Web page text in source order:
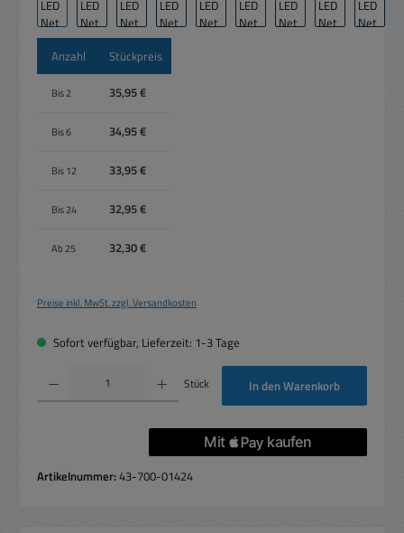
Anzahl Stückpreis
Bis2 35,95 €
Bis6 34,95 €
Bis12 33,95 €
Bis24 32,95 €
Ab 25 32,30 €
Preise inkl. MwSt. zzgl. Versandkosten
Sofort verfügbar, Lieferzeit: 1-3 Tage
Produkt Anzahl: Gib den gewünschten Wert ein oder benutze die Schaltflächen um
Stück In den Warenkorb
Artikelnummer:43-700-01424